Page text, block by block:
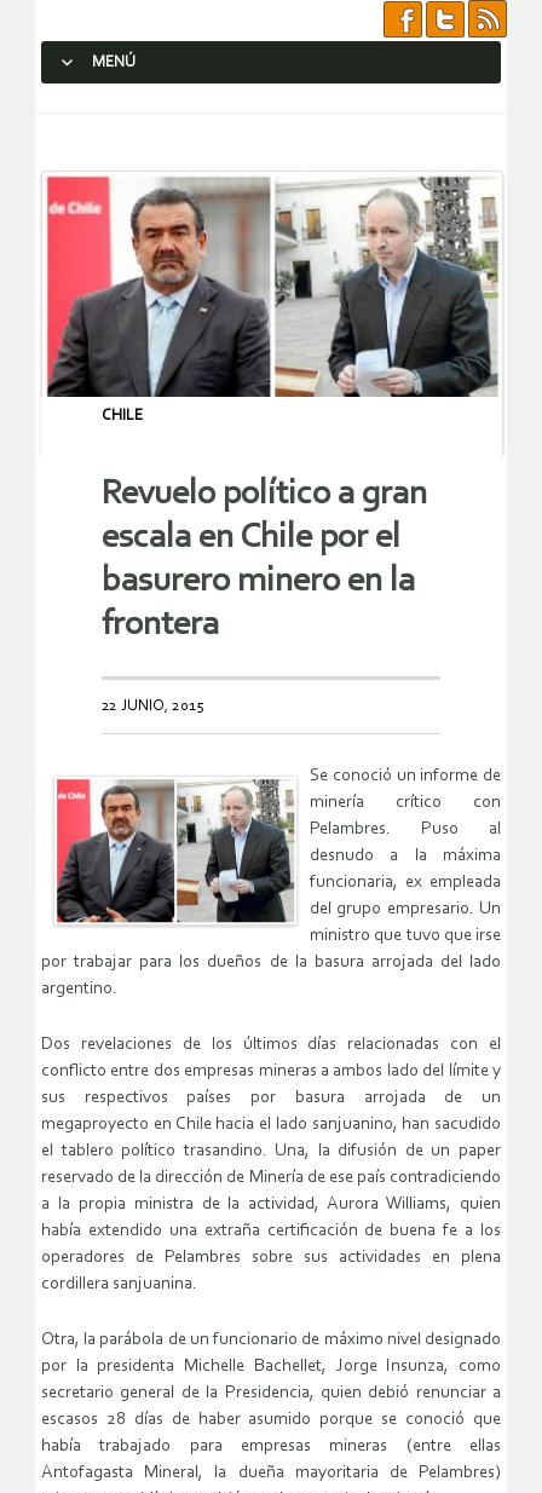
MENÚ
CHILE
Revuelo político a gran
escala en Chile por el
basurero minero en la
frontera
22 JUNIO, 2015
Se conoció un informe de
minería crítico con
Pelambres. Puso al
desnudo a la máxima
funcionaria, ex empleada
del grupo empresario. Un
ministro que tuvo que irse
por trabajar para los dueños de la basura arrojada del lado
argentino.
Dos revelaciones de los últimos días relacionadas con el
conflicto entre dos empresas mineras a ambos lado del límite y
sus respectivos países por basura arrojada de un
megaproyecto en Chile hacia el lado sanjuanino, han sacudido
el tablero político trasandino. Una, la difusión de un paper
reservado de la dirección de Minería de ese país contradiciendo
a la propia ministra de la actividad, Aurora Williams, quien
había extendido una extraña certificación de buena fe a los
operadores de Pelambres sobre sus actividades en plena
cordillera sanjuanina.
Otra, la parábola de un funcionario de máximo nivel designado
por la presidenta Michelle Bachellet, Jorge Insunza, como
secretario general de la Presidencia, quien debió renunciar a
escasos 28 días de haber asumido porque se conoció que
había trabajado para empresas mineras (entre ellas
Antofagasta Mineral, la dueña mayoritaria de Pelambres)